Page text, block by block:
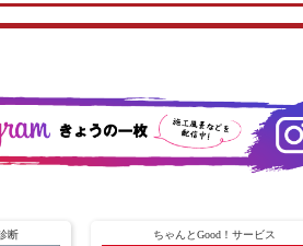
断 ちゃんとGood！サービス